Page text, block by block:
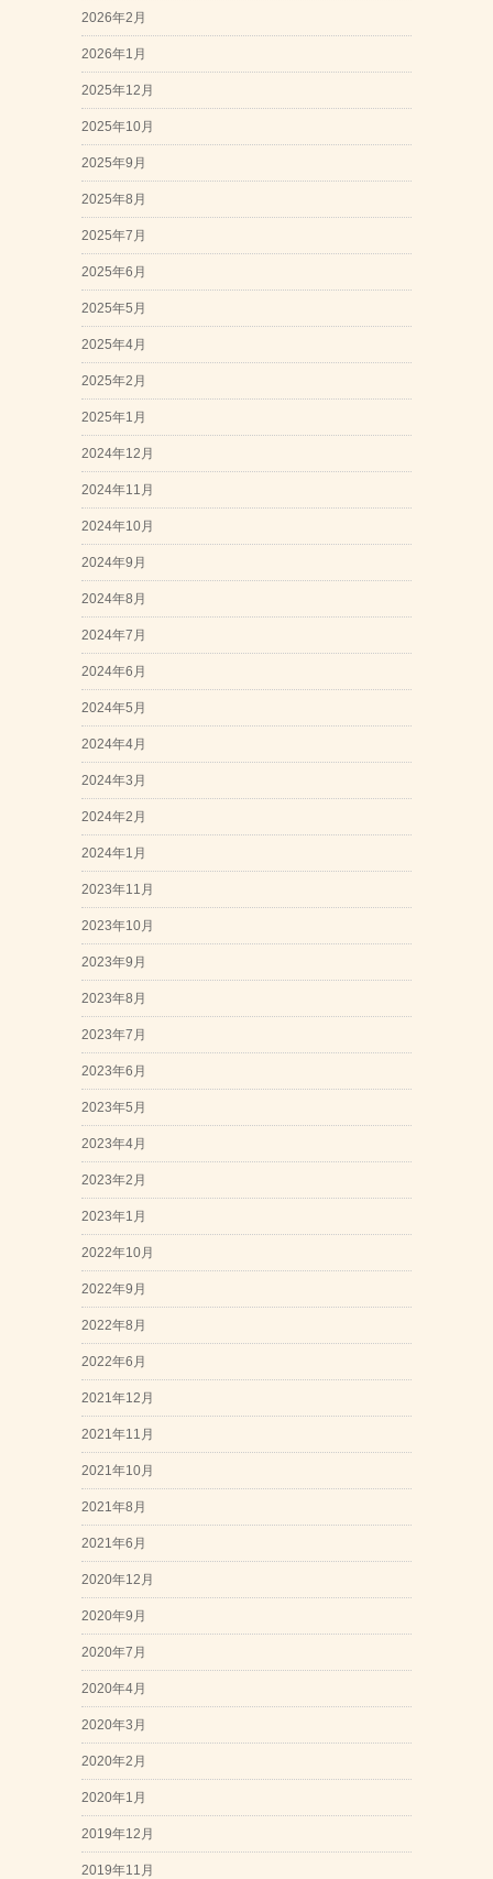
2026年2月
2026年1月
2025年12月
2025年10月
2025年9月
2025年8月
2025年7月
2025年6月
2025年5月
2025年4月
2025年2月
2025年1月
2024年12月
2024年11月
2024年10月
2024年9月
2024年8月
2024年7月
2024年6月
2024年5月
2024年4月
2024年3月
2024年2月
2024年1月
2023年11月
2023年10月
2023年9月
2023年8月
2023年7月
2023年6月
2023年5月
2023年4月
2023年2月
2023年1月
2022年10月
2022年9月
2022年8月
2022年6月
2021年12月
2021年11月
2021年10月
2021年8月
2021年6月
2020年12月
2020年9月
2020年7月
2020年4月
2020年3月
2020年2月
2020年1月
2019年12月
2019年11月